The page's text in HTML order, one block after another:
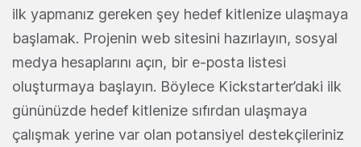
ilk yapmanız gereken şey hedef kitlenize ulaşmaya
başlamak. Projenin web sitesini hazırlayın, sosyal
medya hesaplarını açın, bir e-posta listesi
oluşturmaya başlayın. Böylece Kickstarter’daki ilk
gününüzde hedef kitlenize sıfırdan ulaşmaya
çalışmak yerine var olan potansiyel destekçileriniz